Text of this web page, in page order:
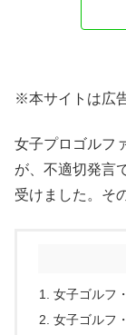
※本サイトは広
女子プロゴルフ
が、不適切発言
受けました。そ
女子ゴルフ
女子ゴルフ